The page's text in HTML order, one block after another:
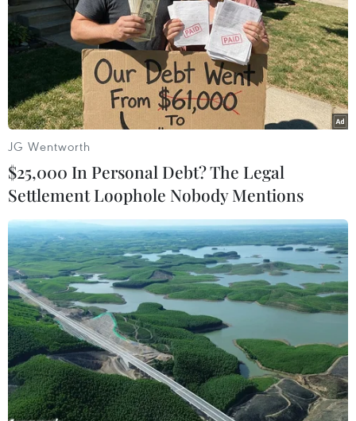
món bánh cuốn nóng được truyền qua 3 thế hệ. Nhờ vị trí trung
tâm phố cổ Hà Nội nên quán ăn thường ngày rất đông khách
nhưng chị Lệ vẫn dành riêng một góc cho những người khó
khăn. (Ảnh: Minh Sơn/Vietnam+)
Những người tìm đến quán là những người lao động nghèo,
người già, người khuyết tật, trẻ nhỏ… mỗi người một hoàn
cảnh, khó khăn riêng. (Ảnh: Minh Sơn/Vietnam+)
JG Wentworth
$25,000 In Personal Debt? The Legal
Settlement Loophole Nobody Mentions